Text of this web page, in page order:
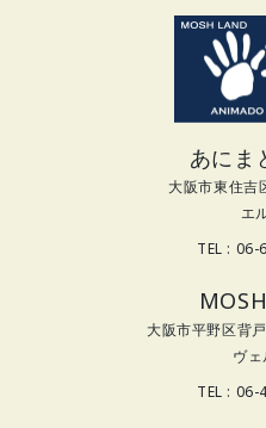
あにま
大阪市東住吉
エルシ
TEL :
大阪市平野区背
ヴェルデ
TEL :